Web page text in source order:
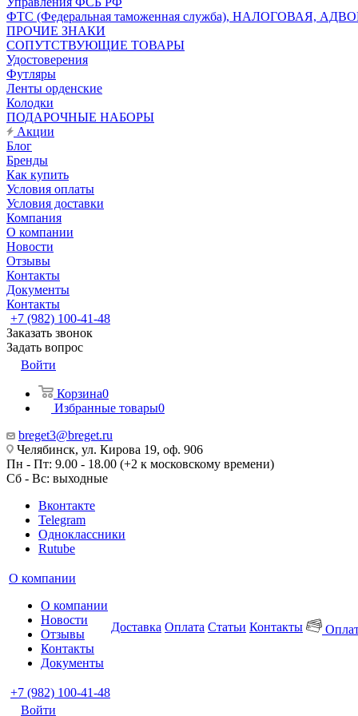
ФТС (Федеральная таможенная служба), НАЛОГОВАЯ,
ПРОЧИЕ ЗНАКИ
СОПУТСТВУЮЩИЕ ТОВАРЫ
Удостоверения
Футляры
Ленты орденские
Колодки
ПОДАРОЧНЫЕ НАБОРЫ
Акции
Блог
Бренды
Как купить
Условия оплаты
Условия доставки
Компания
О компании
Новости
Отзывы
Контакты
Документы
Контакты
+7 (982) 100-41-48
Заказать звонок
Задать вопрос
Войти
Корзина0
Избранные товары0
breget3@breget.ru
Челябинск, ул. Кирова 19, оф. 906
Пн - Пт: 9.00 - 18.00 (+2 к московскому времени)
Сб - Вс: выходные
Вконтакте
Telegram
Одноклассники
Rutube
О компании
О компании
Новости
Отзывы
Контакты
Документы
Доставка Оплата Статьи Контакты
+7 (982) 100-41-48
Войти